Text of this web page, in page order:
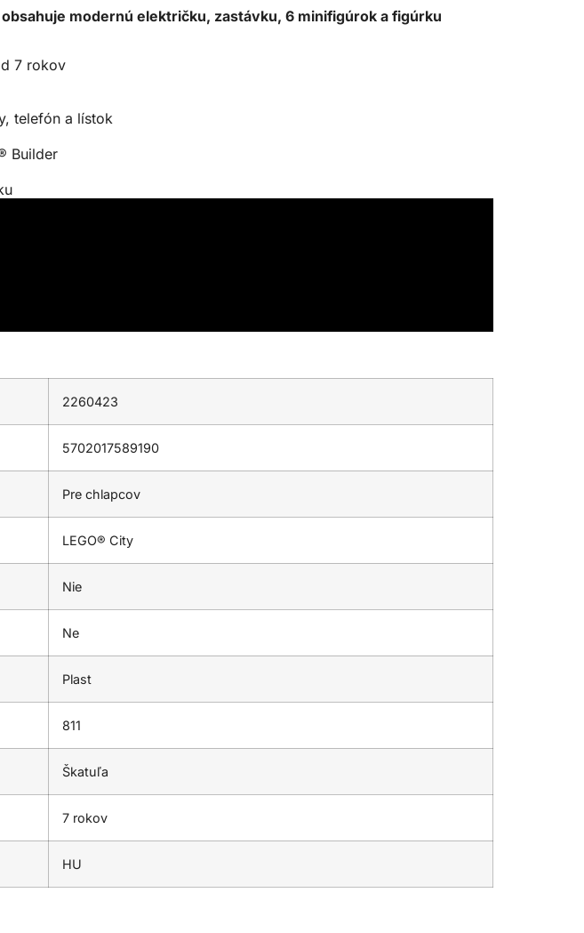
modernú električku, zastávku, 6 minifigúrok a figúrku
7 rokov
telefón a lístok
Builder
2260423
5702017589190
Pre chlapcov
LEGO® City
Nie
Ne
Plast
811
Škatuľa
7 rokov
HU